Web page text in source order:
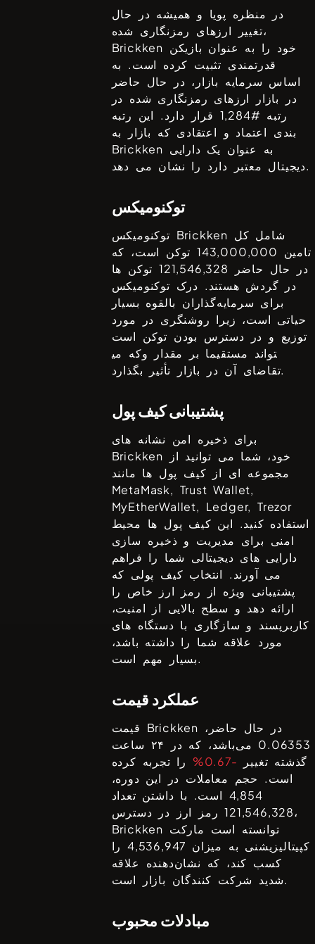
در منظره پویا و همیشه در حال
تغییر ارزهای رمزنگاری شده،
Brickken
قدرتمندی تثبیت کرده است. به
اساس سرمایه بازار، در حال حاضر
در بازار ارزهای رمزنگاری شده در
رتبه #1,284 قرار دارد. این رتبه
بندی اعتماد و اعتقادی که بازار به
Brickken
دیجیتال معتبر دارد را نشان می دهد.
توکنومیکس
Brickken
تامین 143,000,000توکن است، که
در حال حاضر 121,546,328توکن ها
در گردش هستند. درک توکنومیکس
برای سرمایه‌گذاران بالقوه بسیار
حیاتی است، زیرا روشنگری در مورد
توزیع و در دسترس بودن توکن است
که می‎تواند مستقیما بر مقدار و
تقاضای آن در بازار تأثیر بگذارد.
پشتیبانی کیف پول
برای ذخیره امن نشانه های
Brickken
مجموعه ای از کیف پول ها مانند
MetaMask, Trust Wallet,
MyEtherWallet, Ledger, Trezor
استفاده کنید. این کیف پول ها محیط
امنی برای مدیریت و ذخیره سازی
دارایی های دیجیتالی شما را فراهم
می آورند. انتخاب کیف پولی که
پشتیبانی ویژه از رمز ارز خاص را
ارائه دهد و سطح بالایی از امنیت،
کاربرپسند و سازگاری با دستگاه های
مورد علاقه شما را داشته باشد،
بسیار مهم است.
عملکرد قیمت
Brickken در حال حاضر،
0.06353
می‌باشد، که در ۲۴ ساعت
گذشته تغییر -0.67%
را تجربه کرده
است. حجم معاملات در این دوره،
4,854 است. با داشتن تعداد
121,546,328رمز ارز در دسترس،
Brickken
کپیتالیزیشنی به میزان 4,536,947را
کسب کند، که نشان‌دهنده علاقه
شدید شرکت کنندگان بازار است.
مبادلات محبوب